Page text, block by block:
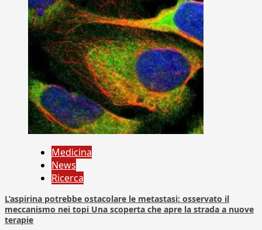
Medicina
News
Ricerca
L’aspirina potrebbe ostacolare le metastasi: osservato il
meccanismo nei topi Una scoperta che apre la strada a nuove
terapie